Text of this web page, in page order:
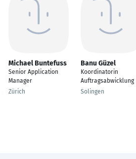
Michael Buntefuss
Senior Application
Manager
Zürich
Banu Güzel
Koordinatorin
Auftragsabwicklung
Solingen